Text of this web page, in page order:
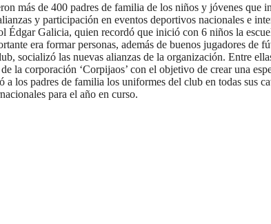
más de 400 padres de familia de los niños y jóvenes
y participación en eventos deportivos nacionales e
Galicia, quien recordó que inició con 6 niños la
era formar personas, además de buenos jugadores de
socializó las nuevas alianzas de la organización. Entre
corporación ‘Corpijaos’ con el objetivo de crear una
los padres de familia los uniformes del club en todas sus
para el año en curso.